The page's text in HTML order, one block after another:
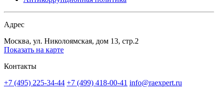
Адрес
Москва, ул. Николоямская, дом 13, стр.2
Показать на карте
Контакты
+7 (495) 225-34-44 +7 (499) 418-00-41 info@raexpert.ru